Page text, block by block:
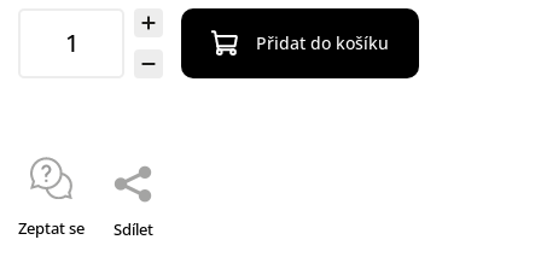
Přidat do košíku
Zeptat se Sdílet